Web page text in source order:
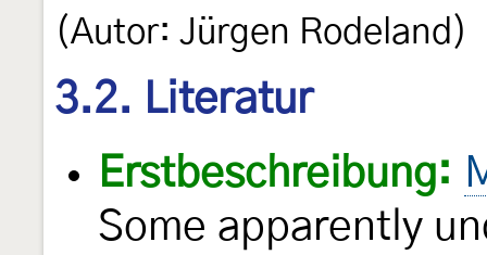
(Autor: Jürgen Rodeland)
3.2. Literatur
Erstbeschreibung:
Some apparently